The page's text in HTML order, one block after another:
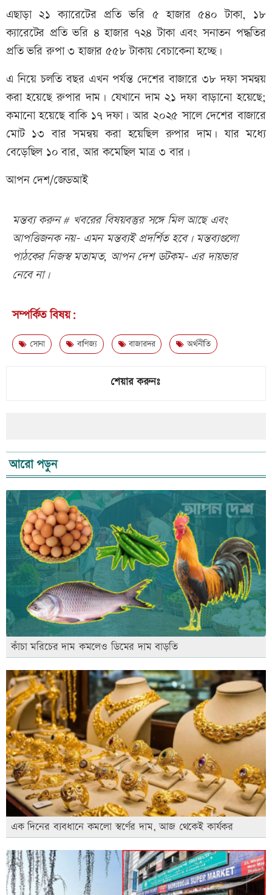
এছাড়া ২১ ক্যারেটের প্রতি ভরি ৫ হাজার ৫৪০ টাকা, ১৮
ক্যারেটের প্রতি ভরি ৪ হাজার ৭২৪ টাকা এবং সনাতন পদ্ধতির
প্রতি ভরি রুপা ৩ হাজার ৫৫৮ টাকায় বেচাকেনা হচ্ছে।
এ নিয়ে চলতি বছর এখন পর্যন্ত দেশের বাজারে ৩৮ দফা সমন্বয়
করা হয়েছে রুপার দাম। যেখানে দাম ২১ দফা বাড়ানো হয়েছে;
কমানো হয়েছে বাকি ১৭ দফা। আর ২০২৫ সালে দেশের বাজারে
মোট ১৩ বার সমন্বয় করা হয়েছিল রুপার দাম। যার মধ্যে
বেড়েছিল ১০ বার, আর কমেছিল মাত্র ৩ বার।
আপন দেশ/জেডআই
মন্তব্য করুন # খবরের বিষয়বস্তুর সঙ্গে মিল আছে এবং
আপত্তিজনক নয়- এমন মন্তব্যই প্রদর্শিত হবে। মন্তব্যগুলো
পাঠকের নিজস্ব মতামত, আপন দেশ ডটকম- এর দায়ভার
নেবে না।
সম্পর্কিত বিষয়:
সোনা বাণিজ্য বাজারদর অর্থনীতি
শেয়ার করুনঃ
আরো পড়ুন
কাঁচা মরিচের দাম কমলেও ডিমের দাম বাড়তি
এক দিনের ব্যবধানে কমলো স্বর্ণের দাম, আজ থেকেই কার্যকর